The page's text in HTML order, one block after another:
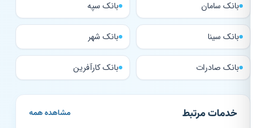
بانک سامان بانک سپه
بانک سینا بانک شهر
بانک صادرات بانک کارآفرین
خدمات مرتبط مشاهده همه